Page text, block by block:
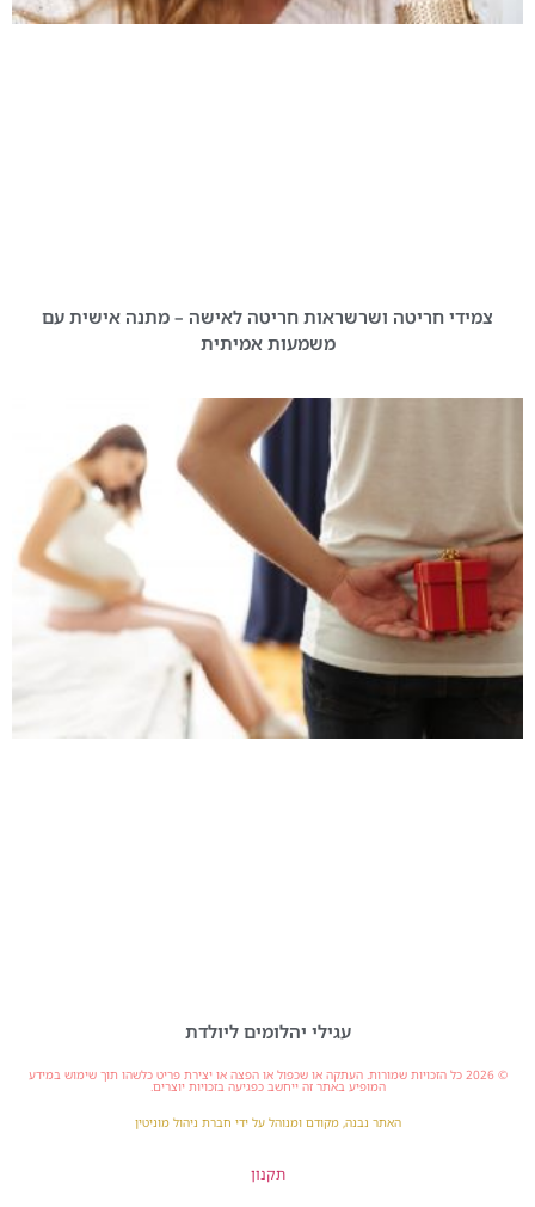
צמידי חריטה ושרשראות חריטה לאישה – מתנה אישית עם
משמעות אמיתית
עגילי יהלומים ליולדת
© 2026 כל הזכויות שמורות. העתקה או שכפול או הפצה או יצירת פריט כלשהו תוך שימוש במידע
המופיע באתר זה ייחשב כפגיעה בזכויות יוצרים.
האתר נבנה, מקודם ומנוהל על ידי חברת ניהול מוניטין
תקנון